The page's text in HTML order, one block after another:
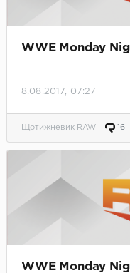
WWE Monday
8.08.2017, 07:27
Щотижневик RAW 16
WWE Monday